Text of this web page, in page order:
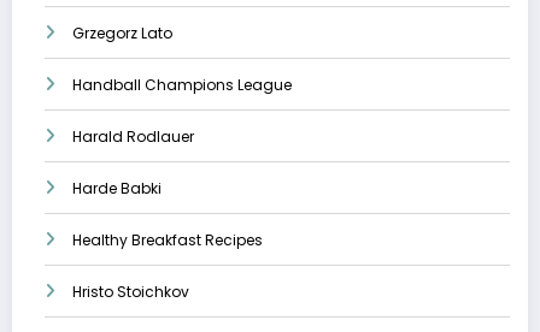
Grzegorz Lato
Handball Champions League
Harald Rodlauer
Harde Babki
Healthy Breakfast Recipes
Hristo Stoichkov